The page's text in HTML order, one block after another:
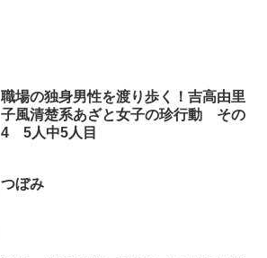
職場の独身男性を渡り歩く！吉高由里
子風清楚系あざと女子の珍行動 その
4 5人中5人目
つぼみ